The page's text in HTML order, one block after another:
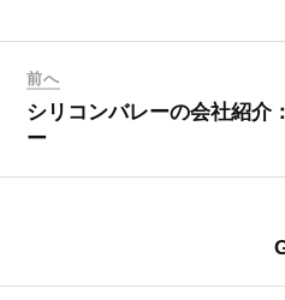
前へ
シリコンバレーの会社紹介
ー